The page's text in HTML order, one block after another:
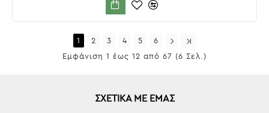
1 2 3 4 5
6
Εμφάνιση 1 έως 12 από 67 (6 Σελ.)
ΣΧΕΤΙΚΆ ΜΕ ΕΜΆΣ